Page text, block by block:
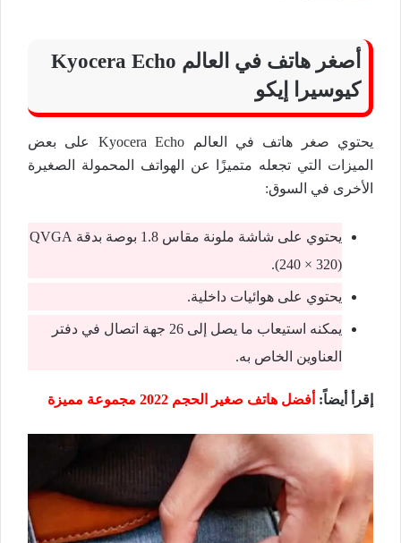
أصغر هاتف في العالم Kyocera Echo
كيوسيرا إيكو
يحتوي صغر هاتف في العالم Kyocera Echo على بعض
الميزات التي تجعله متميزًا عن الهواتف المحمولة الصغيرة
الأخرى في السوق:
يحتوي على شاشة ملونة مقاس 1.8 بوصة بدقة QVGA
(240 × 320).
يحتوي على هوائيات داخلية.
يمكنه استيعاب ما يصل إلى 26 جهة اتصال في دفتر
العناوين الخاص به.
إقرأ أيضاً: أفضل هاتف صغير الحجم 2022 مجموعة مميزة